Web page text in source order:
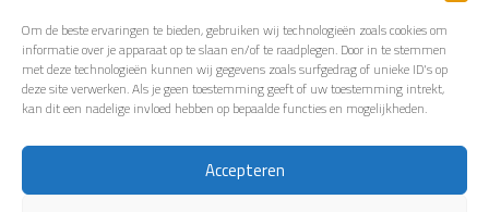
Om de beste ervaringen te bieden, gebruiken wij technologieën zoals cookies om
informatie over je apparaat op te slaan en/of te raadplegen. Door in te stemmen
met deze technologieën kunnen wij gegevens zoals surfgedrag of unieke ID's op
deze site verwerken. Als je geen toestemming geeft of uw toestemming intrekt,
kan dit een nadelige invloed hebben op bepaalde functies en mogelijkheden.
Accepteren
TERUG NAAR PAGINATOP